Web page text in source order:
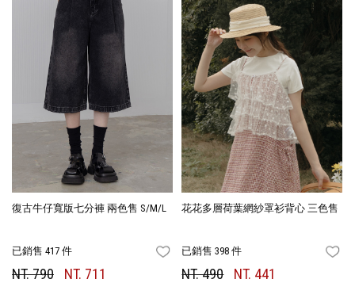
復古牛仔寬版七分褲 兩色售 S/M/L
已銷售 417 件 FAVORITES
NT. 790 NT. 711
花花多層荷葉網紗罩衫背心 三色售
已銷售 398 件
NT. 490 NT. 441